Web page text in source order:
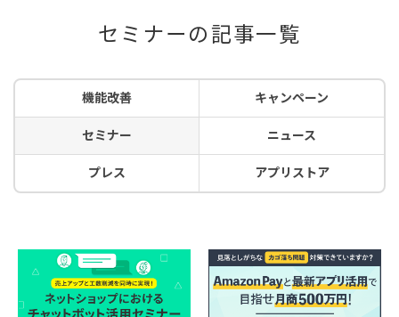
セミナーの記事一覧
機能改善 キャンペーン
セミナー ニュース
プレス アプリストア